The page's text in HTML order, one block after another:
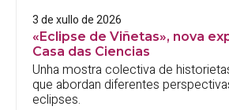
3 de xullo de 2026
«Eclipse de Viñetas», nova
Casa das Ciencias
Unha mostra colectiva de
que abordan diferentes
eclipses.